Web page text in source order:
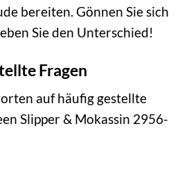
bereiten. Gönnen Sie sich
Sie den Unterschied!
Fragen
auf häufig gestellte
Slipper & Mokassin 2956-